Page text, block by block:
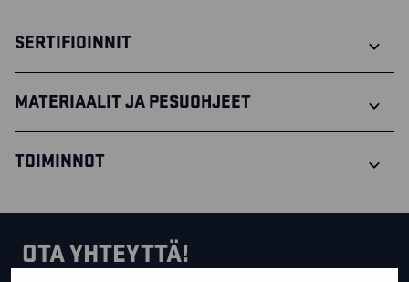
SERTIFIOINNIT
MATERIAALIT JA PESUOHJEET
TOIMINNOT
OTA YHTEYTTÄ!